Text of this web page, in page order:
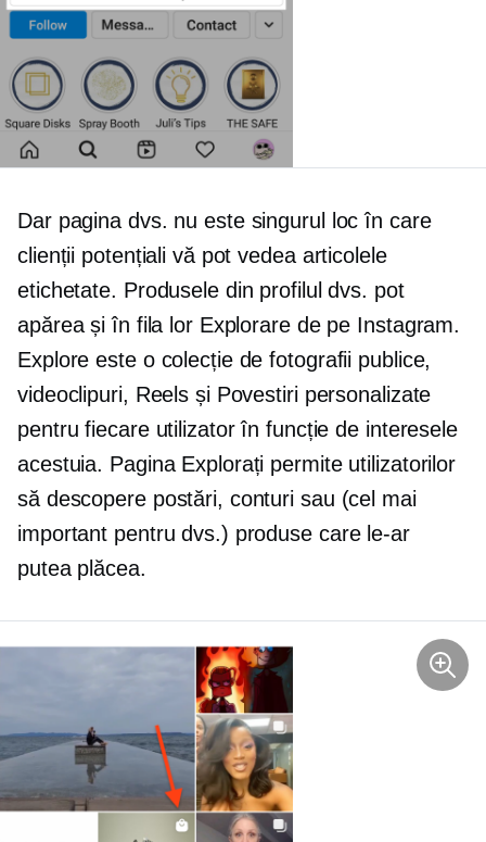
Dar pagina dvs. nu este singurul loc în care
clienții potențiali vă pot vedea articolele
etichetate. Produsele din profilul dvs. pot
apărea și în fila lor Explorare de pe Instagram.
Explore este o colecție de fotografii publice,
videoclipuri, Reels și Povestiri personalizate
pentru fiecare utilizator în funcție de interesele
acestuia. Pagina Explorați permite utilizatorilor
să descopere postări, conturi sau (cel mai
important pentru dvs.) produse care le-ar
putea plăcea.